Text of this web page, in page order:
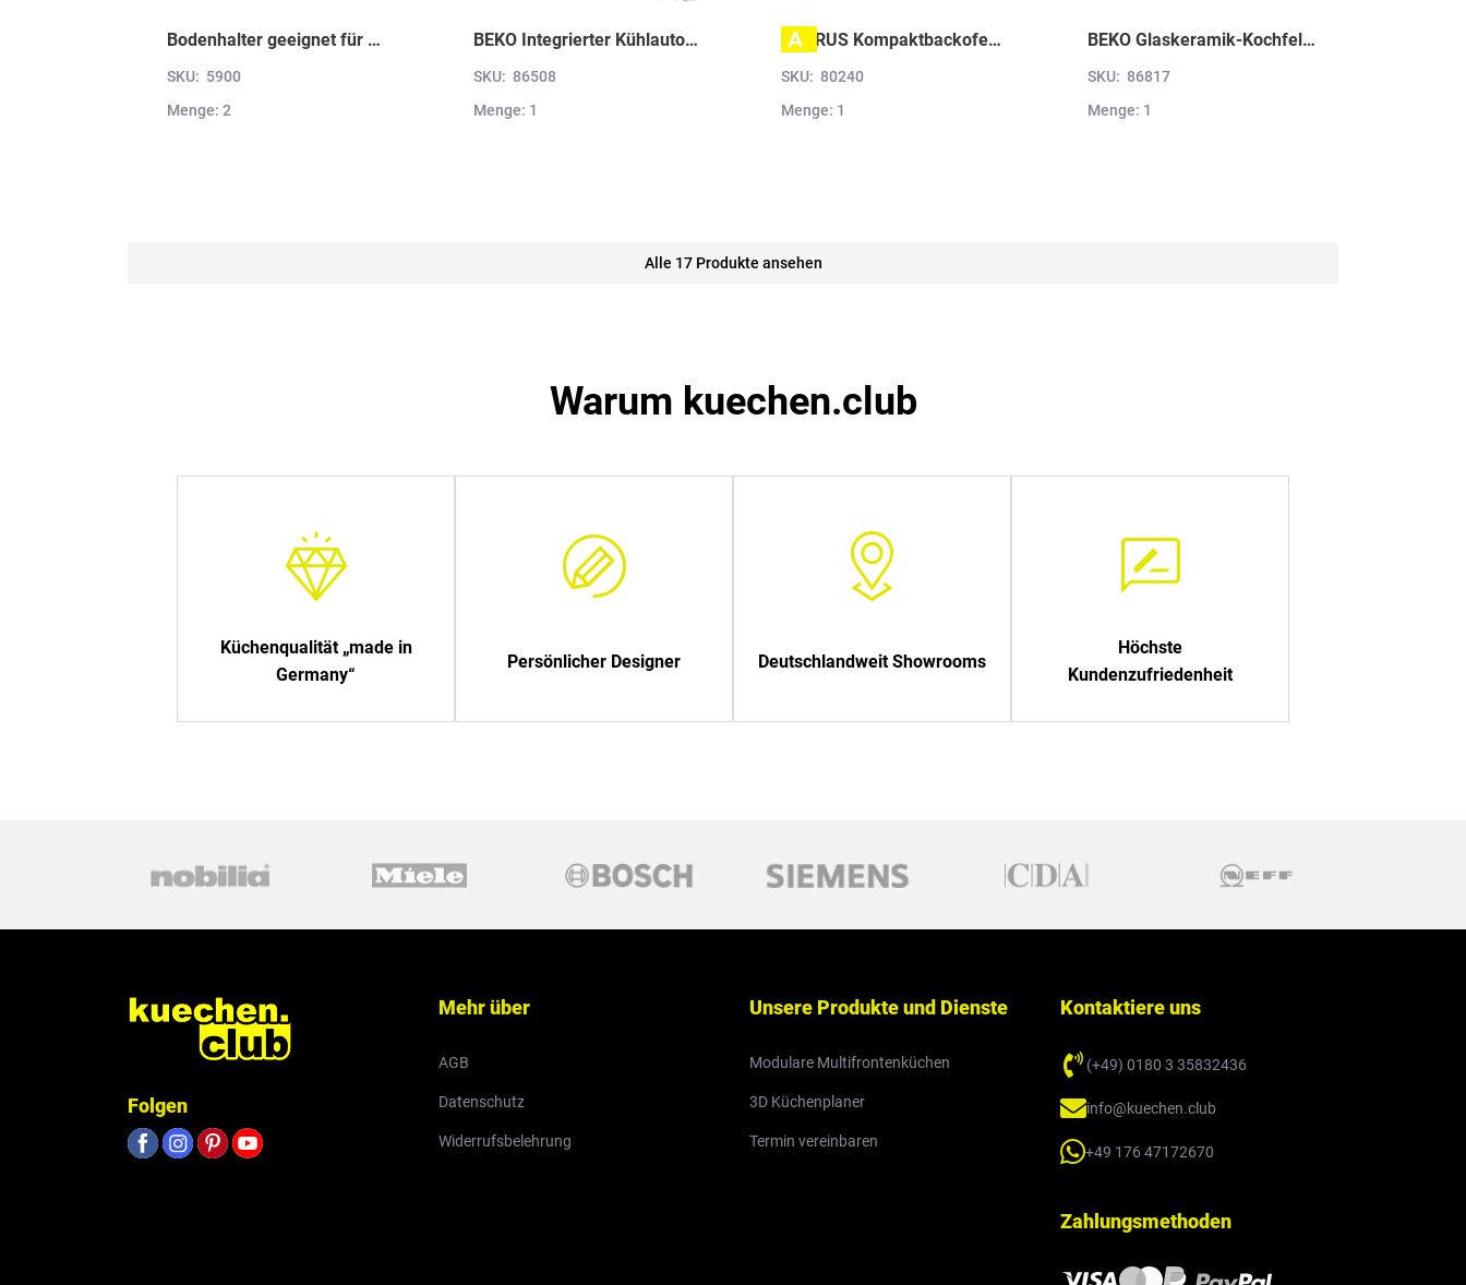
Bodenhalter geeignet für Wandborde von 6 bis 52 mm Stärke VBH5
SKU: 5900
Menge: 2
BEKO Integrierter Kühlautomat B 1754 N B1754N
SKU: 86508
Menge: 1
A LAURUS Kompaktbackofen LKB12BK mit Hydrolyse, Schwarz LKB12BK
SKU: 80240
Menge: 1
BEKO Glaskeramik-Kochfeld EB9741 XHL, Sologerät Edelstahlrahmen EB9741XHL
SKU: 86817
Menge: 1
Alle 17 Produkte ansehen
Warum kuechen.club
Küchenqualität „made in
Germany“
Persönlicher Designer Deutschlandweit Showrooms
Höchste
Kundenzufriedenheit
Mehr über
AGB
Datenschutz
Widerrufsbelehrung
Unsere Produkte und Dienste
Modulare Multifrontenküchen
3D Küchenplaner
Termin vereinbaren
Kontaktiere uns
(+49) 0180 3 35832436
info@kuechen.club
+49 176 47172670
Zahlungsmethoden
Folgen